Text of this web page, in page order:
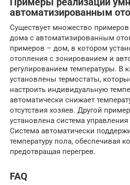
Примеры реализации
автоматизированным
Существует множество
дома с автоматизированным
примеров – дом, в котором
отопления с зонированием и
регулированием температуры. В
установлены термостаты,
настроить индивидуальную
автоматически снижает
отсутствия хозяев. Другой
установлена система
Система автоматически
температуру пола, обеспечивая
предотвращая перегрев.
FAQ